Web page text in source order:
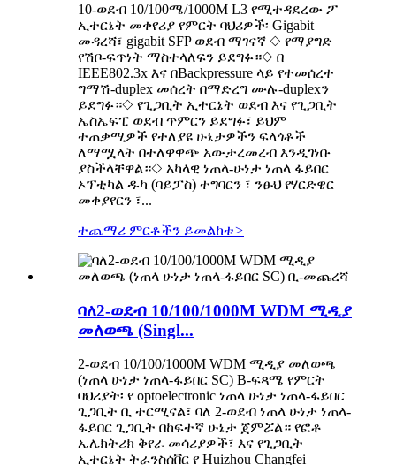
10-ወደብ 10/100ሜ/1000M L3 የሚተዳደረው ፖ
ኢተርኔት መቀየሪያ የምርት ባህሪዎች፡ Gigabit
መዳረሻ፣ gigabit SFP ወደብ ማገናኛ ◇ የማያግድ
የሽቦ-ፍጥነት ማስተላለፍን ይደግፉ።◇ በ
IEEE802.3x እና በBackpressure ላይ የተመሰረተ
ግማሽ-duplex መሰረት በማድረግ ሙሉ-duplexን
ይደግፉ።◇ የጊጋቢት ኢተርኔት ወደብ እና የጊጋቢት
ኤስኤፍፒ ወደብ ጥምርን ይደግፉ፣ ይህም
ተጠቃሚዎች የተለያዩ ሁኔታዎችን ፍላጎቶች
ለማሟላት በተለዋዋጭ አውታረመረብ እንዲገነቡ
ያስችላቸዋል።◇ አካላዊ ነጠላ-ሁነታ ነጠላ ፋይበር
ኦፕቲካል ዱካ (ባይፓስ) ተግባርን ፣ ንፁህ የሃርድዌር
መቀያየርን ፣...
ተጨማሪ ምርቶችን ይመልከቱ>
ባለ2-ወደብ 10/100/1000M WDM ሚዲያ
መለወጫ (Singl...
2-ወደብ 10/100/1000M WDM ሚዲያ መለወጫ
(ነጠላ ሁነታ ነጠላ-ፋይበር SC) B-ፍጻሜ የምርት
ባህሪያት፡ የ optoelectronic ነጠላ ሁነታ ነጠላ-ፋይበር
ጊጋቢት ቢ ተርሚናል፣ ባለ 2-ወደብ ነጠላ ሁነታ ነጠላ-
ፋይበር ጊጋቢት በከፍተኛ ሁኔታ ጀምሯል። የፎቶ
ኤሌክትሪክ ቅየራ መሳሪያዎች፣ እና የጊጋቢት
ኢተርኔት ትራንስሰቨር የ Huizhou Changfei